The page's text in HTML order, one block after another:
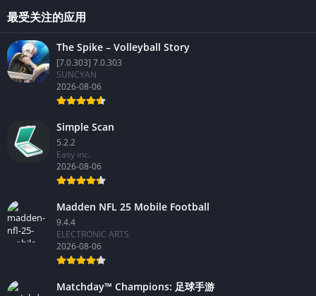
最受关注的应用
The Spike – Volleyball Story
[7.0.303] 7.0.303
SUNCYAN
2026-08-06
Simple Scan
5.2.2
Easy inc.
2026-08-06
Madden NFL 25 Mobile Football
9.4.4
ELECTRONIC ARTS
2026-08-06
Matchday™ Champions: 足球手游